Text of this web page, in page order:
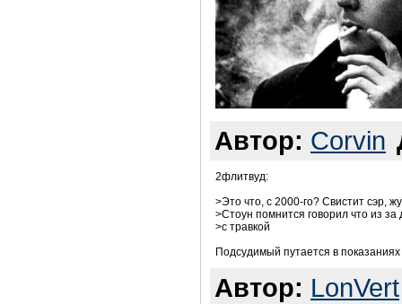
Автор: Corvin
2флитвуд:
>Это что, с 2000-го? Свистит сэр,
>Стоун помнится говорил что из за
>с травкой
Подсудимый путается в показаниях
Автор: LonVert